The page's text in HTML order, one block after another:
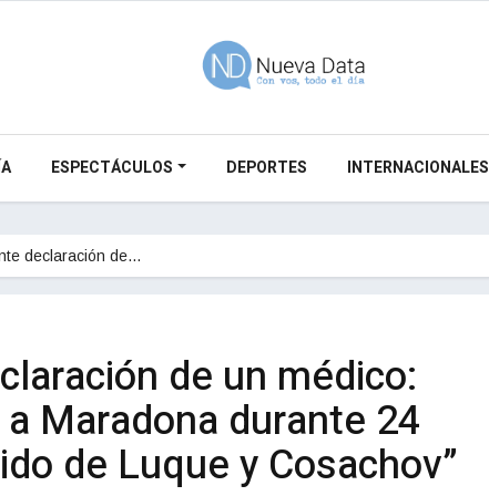
ESPECTÁCULOS DEPORTES INTERNACIONALES
declaración de…
de un médico:
Maradona durante 24
de Luque y Cosachov”